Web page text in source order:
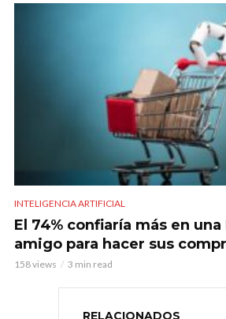
INTELIGENCIA ARTIFICIAL
El 74% confiaría más en
amigo para hacer sus
158 views 3 min read
RELACIONADOS